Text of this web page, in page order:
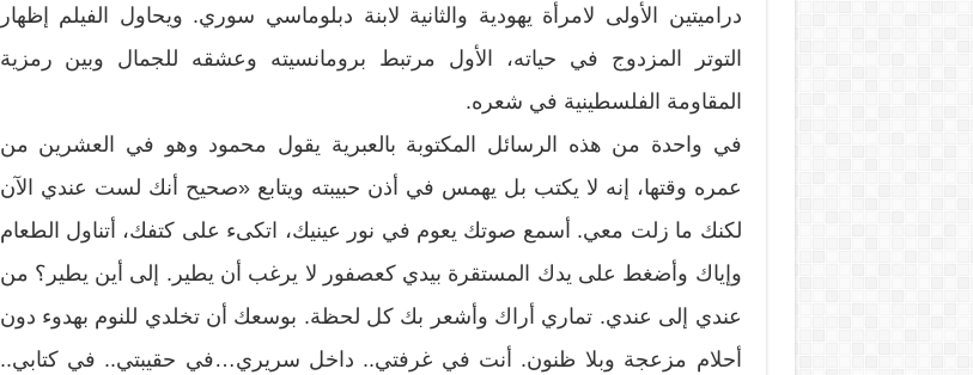
دراميتين الأولى لامرأة يهودية والثانية لابنة دبلوماسي سوري. ويحاول الفيلم إظهار
التوتر المزدوج في حياته، الأول مرتبط برومانسيته وعشقه للجمال وبين رمزية
المقاومة الفلسطينية في شعره.
في واحدة من هذه الرسائل المكتوبة بالعبرية يقول محمود وهو في العشرين من
عمره وقتها، إنه لا يكتب بل يهمس في أذن حبيبته ويتابع «صحيح أنك لست عندي الآن
لكنك ما زلت معي. أسمع صوتك يعوم في نور عينيك، اتكىء على كتفك، أتناول الطعام
وإياك وأضغط على يدك المستقرة بيدي كعصفور لا يرغب أن يطير. إلى أين يطير؟ من
عندي إلى عندي. تماري أراك وأشعر بك كل لحظة. بوسعك أن تخلدي للنوم بهدوء دون
أحلام مزعجة وبلا ظنون. أنت في غرفتي.. داخل سريري…في حقيبتي.. في كتابي..